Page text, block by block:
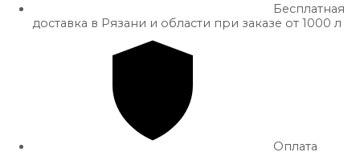
Бесплатная
доставка в Рязани и области при заказе от 1000 л
Оплата